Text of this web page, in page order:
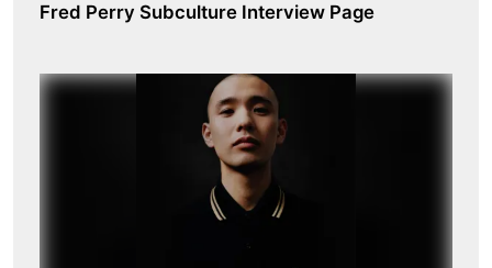
Fred Perry Subculture Interview Page